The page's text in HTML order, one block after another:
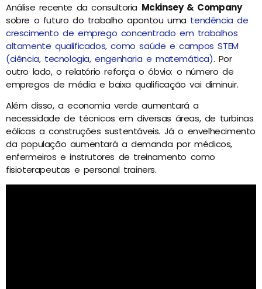
Análise recente da consultoria Mckinsey & Company
sobre o futuro do trabalho apontou uma tendência de
crescimento de emprego concentrado em trabalhos
altamente qualificados, como saúde e campos STEM
(ciência, tecnologia, engenharia e matemática). Por
outro lado, o relatório reforça o óbvio: o número de
empregos de média e baixa qualificação vai diminuir.
Além disso, a economia verde aumentará a
necessidade de técnicos em diversas áreas, de turbinas
eólicas a construções sustentáveis. Já o envelhecimento
da população aumentará a demanda por médicos,
enfermeiros e instrutores de treinamento como
fisioterapeutas e personal trainers.